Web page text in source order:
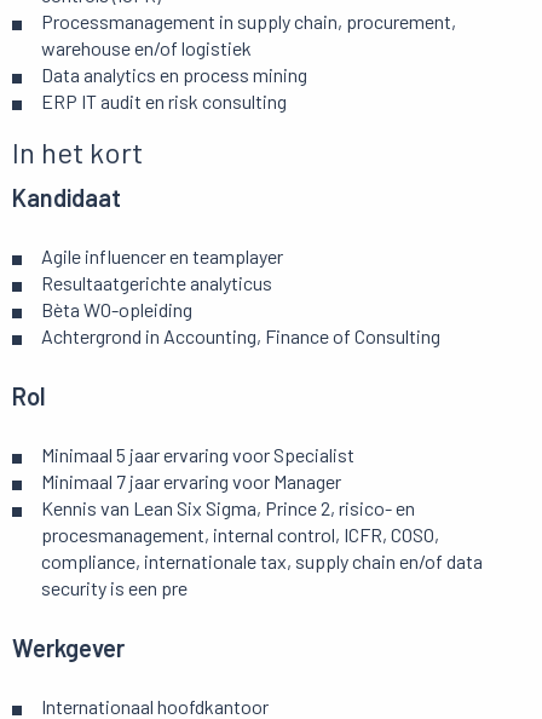
Processmanagement in supply chain, procurement,
warehouse en/of logistiek
Data analytics en process mining
ERP IT audit en risk consulting
In het kort
Kandidaat
Agile influencer en teamplayer
Resultaatgerichte analyticus
Bèta WO-opleiding
Achtergrond in Accounting, Finance of Consulting
Rol
Minimaal 5 jaar ervaring voor Specialist
Minimaal 7 jaar ervaring voor Manager
Kennis van Lean Six Sigma, Prince 2, risico- en
procesmanagement, internal control, ICFR, COSO,
compliance, internationale tax, supply chain en/of data
security is een pre
Werkgever
Internationaal hoofdkantoor